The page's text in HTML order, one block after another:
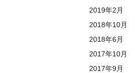
2019年2月
2018年10月
2018年6月
2017年10月
2017年9月